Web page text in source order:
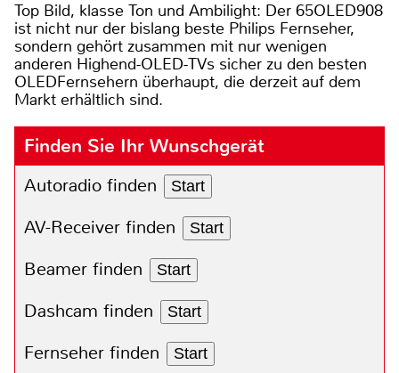
Top Bild, klasse Ton und Ambilight: Der 65OLED908
ist nicht nur der bislang beste Philips Fernseher,
sondern gehört zusammen mit nur wenigen
anderen Highend-OLED-TVs sicher zu den besten
OLEDFernsehern überhaupt, die derzeit auf dem
Markt erhältlich sind.
Finden Sie Ihr Wunschgerät
Autoradio finden Start
AV-Receiver finden Start
Beamer finden Start
Dashcam finden Start
Fernseher finden Start